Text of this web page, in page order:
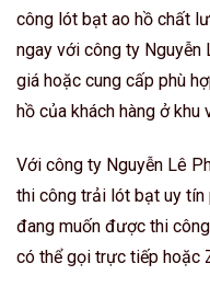
công lót bạt ao hồ chất
ngay với công ty
giá hoặc cung cấp phù
hồ của khách hàng ở khu
Với công ty Nguyễn Lê
thi công trải lót bạt uy tín
đang muốn được thi
có thể gọi trực tiếp hoặc